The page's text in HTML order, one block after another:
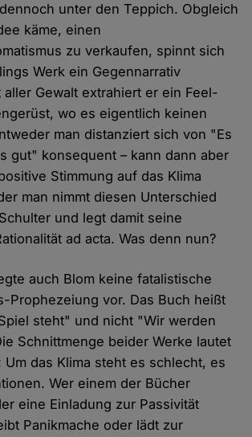
unter den Teppich. Obgleich
käme, einen
zu verkaufen, spinnt sich
Werk ein Gegennarrativ
aller Gewalt extrahiert er ein Feel-
wo es eigentlich keinen
man distanziert sich von "Es
gut" konsequent – kann dann aber
Stimmung auf das Klima
man nimmt diesen Unterschied
und legt damit seine
ad acta. Was denn nun?
auch Blom keine fatalistische
Prophezeiung vor. Das Buch heißt
steht" und nicht "Wir werden
Schnittmenge beider Werke lautet
Um das Klima steht es schlecht, es
Wer einem der Bücher
eine Einladung zur Passivität
Panikmache oder lädt zur